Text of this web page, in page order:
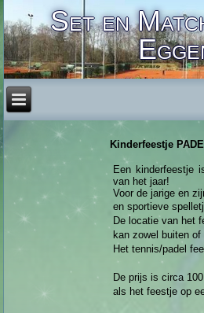
Set en
Kinderfeestje
Een kinderfeestje
van het jaar!
Voor de jarige en
en sportieve spe
De locatie van het
kan zowel buiten of
Het tennis/padel
De prijs is circa
als het feestje op